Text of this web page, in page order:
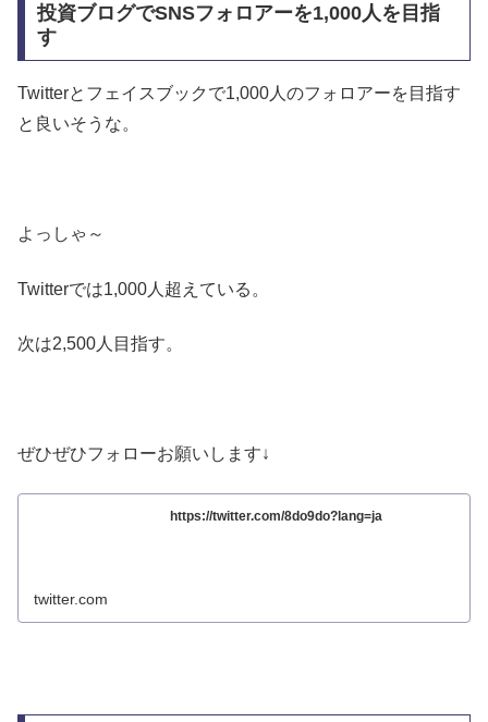
投資ブログでSNSフォロアーを1,000人を目指
す
Twitterとフェイスブックで1,000人のフォロアーを目指す
と良いそうな。
よっしゃ～
Twitterでは1,000人超えている。
次は2,500人目指す。
ぜひぜひフォローお願いします↓
https://twitter.com/8do9do?lang=ja
twitter.com